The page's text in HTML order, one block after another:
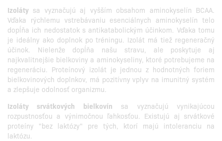
Izoláty sa vyznačujú aj vyšším obsahom aminokyselín BCAA.
Vďaka rýchlemu vstrebávaniu esenciálnych aminokyselín telo
dopĺňa ich nedostatok s antikatabolickým účinkom. Vďaka tomu
je ideálny ako doplnok po tréningu. Izolát má tiež regeneračný
účinok. Nielenže dopĺňa našu stravu, ale poskytuje aj
najkvalitnejšie bielkoviny a aminokyseliny, ktoré potrebujeme na
regeneráciu. Proteínový izolát je jednou z hodnotných foriem
bielkovinových doplnkov, má pozitívny vplyv na imunitný systém
a zlepšuje odolnosť organizmu.
Izoláty srvátkových bielkovín sa vyznačujú vynikajúcou
rozpustnosťou a výnimočnou ľahkosťou. Existujú aj srvátkové
proteíny "bez laktózy" pre tých, ktorí majú intoleranciu na
laktózu.